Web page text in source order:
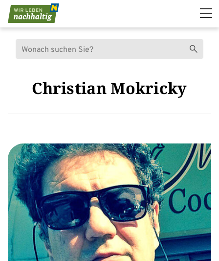
Navigation überspringen
Suche Suchen
Christian Mokricky